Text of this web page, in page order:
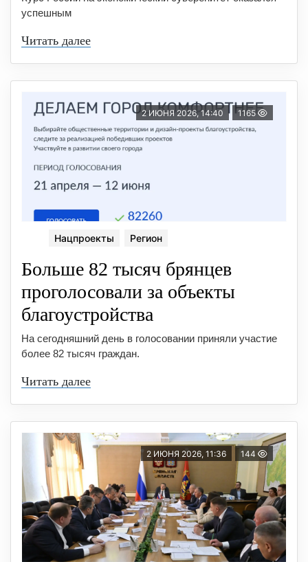
успешным
Читать далее
2 ИЮНЯ 2026, 14:40 1165
Нацпроекты Регион
Больше 82 тысяч брянцев
проголосовали за объекты
благоустройства
На сегодняшний день в голосовании приняли участие
более 82 тысяч граждан.
Читать далее
2 ИЮНЯ 2026, 11:36 144